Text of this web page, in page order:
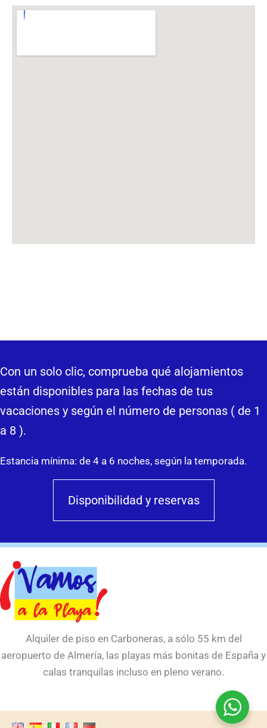
Con un solo clic, comprueba qué alojamientos
están disponibles para las fechas de tus
vacaciones y según el número de personas ( de 1
a 8 ).
Estancia mínima: de 4 a 6 noches, según la temporada.
Disponibilidad y reservas
Alquiler de piso en Carboneras, a sólo 55 km del
aeropuerto de Almería, las playas más bonitas de España y
calas tranquilas incluso en pleno verano.